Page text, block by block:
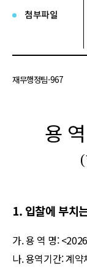
첨부파일
재무행정팀-967
용
(
1. 입찰에 부치
가.용 역 명: <2026
나.용역기간:계약